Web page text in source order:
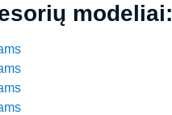
modeliai: